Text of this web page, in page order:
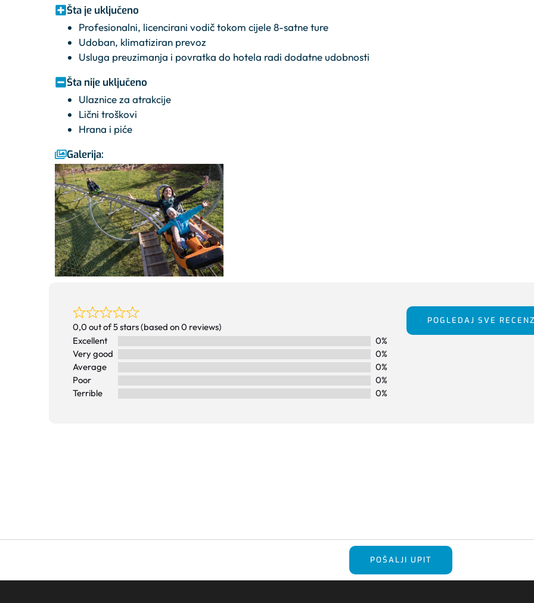
Šta je uključeno
Profesionalni, licencirani vodič tokom cijele 8-satne ture
Udoban, klimatiziran prevoz
Usluga preuzimanja i povratka do hotela radi dodatne udobnosti
Šta nije uključeno
Ulaznice za atrakcije
Lični troškovi
Hrana i piće
Galerija:
0,0 out of 5 stars (based on 0 reviews)
Excellent
0%
Very good
0%
Average
0%
Poor
0%
Terrible
0%
POGLEDAJ SVE
POŠALJI UPIT